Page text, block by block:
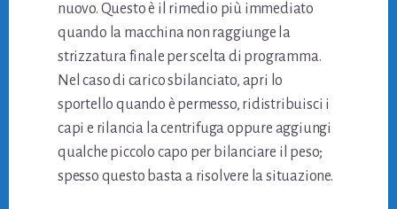
nuovo. Questo è il rimedio più immediato
quando la macchina non raggiunge la
strizzatura finale per scelta di programma.
Nel caso di carico sbilanciato, apri lo
sportello quando è permesso, ridistribuisci i
capi e rilancia la centrifuga oppure aggiungi
qualche piccolo capo per bilanciare il peso;
spesso questo basta a risolvere la situazione.